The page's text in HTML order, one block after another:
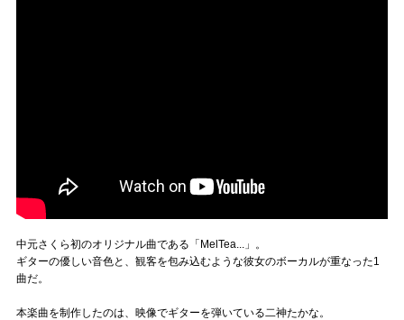
中元さくら初のオリジナル曲である「MelTea...」。
ギターの優しい音色と、観客を包み込むような彼女のボーカルが重なった1
曲だ。
本楽曲を制作したのは、映像でギターを弾いている二神たかな。